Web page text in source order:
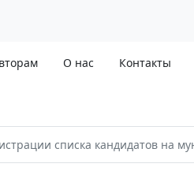
О нас Контакты
списка кандидатов на муниципальных